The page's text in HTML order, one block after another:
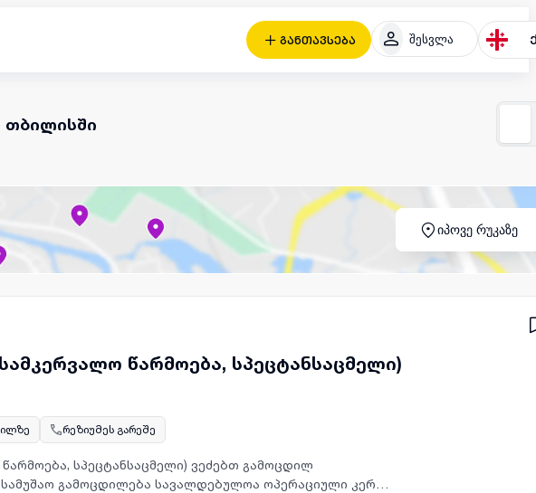
განთავსება შესვლა
თბილისში
იპოვე რუკაზე
წარმოება, სპეცტანსაცმელი)
რეზიუმეს გარეშე
ვეძებთ გამოცდილ
გამოცდილება სავალდებულოა ოპერაციული კერვა